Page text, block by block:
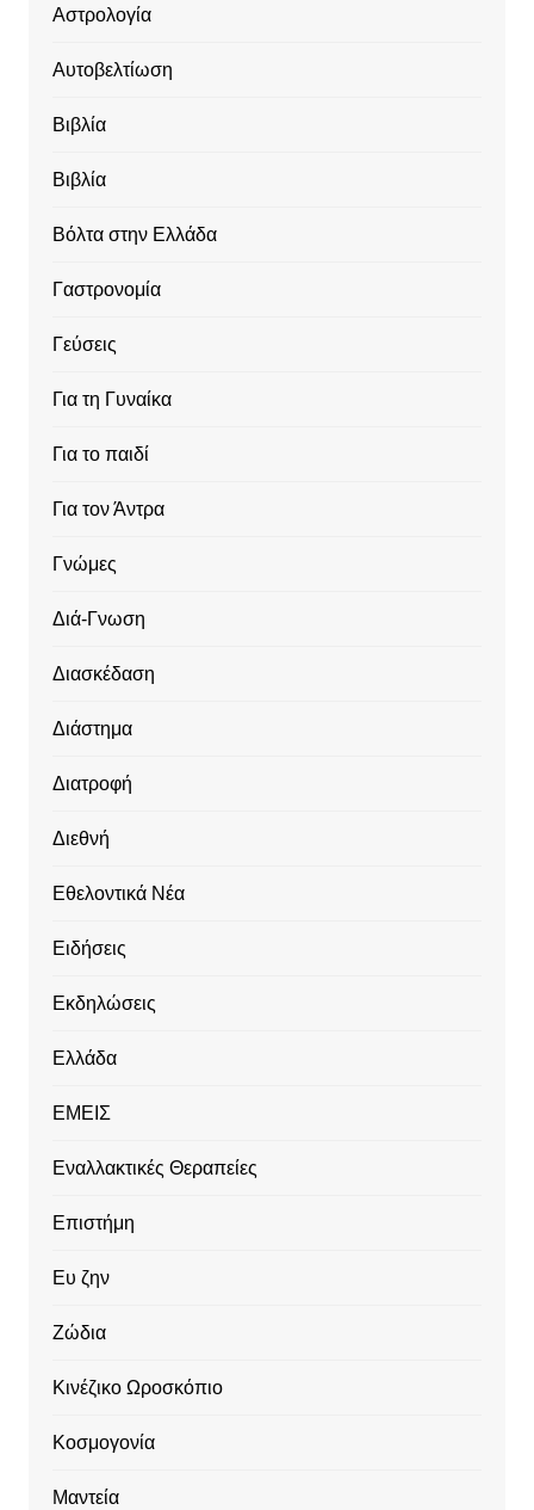
Αστρολογία
Αυτοβελτίωση
Βιβλία
Βιβλία
Βόλτα στην Ελλάδα
Γαστρονομία
Γεύσεις
Για τη Γυναίκα
Για το παιδί
Για τον Άντρα
Γνώμες
Διά-Γνωση
Διασκέδαση
Διάστημα
Διατροφή
Διεθνή
Εθελοντικά Νέα
Ειδήσεις
Εκδηλώσεις
Ελλάδα
ΕΜΕΙΣ
Εναλλακτικές Θεραπείες
Επιστήμη
Ευ ζην
Ζώδια
Κινέζικο Ωροσκόπιο
Κοσμογονία
Μαντεία